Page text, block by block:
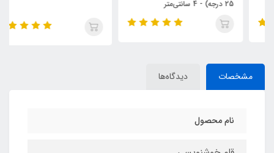
مشخصات دیدگاه‌ها
نام محصول